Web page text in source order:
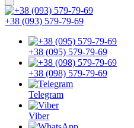
+38 (093) 579-79-69
+38 (095) 579-79-69
+38 (098) 579-79-69
Telegram
Viber